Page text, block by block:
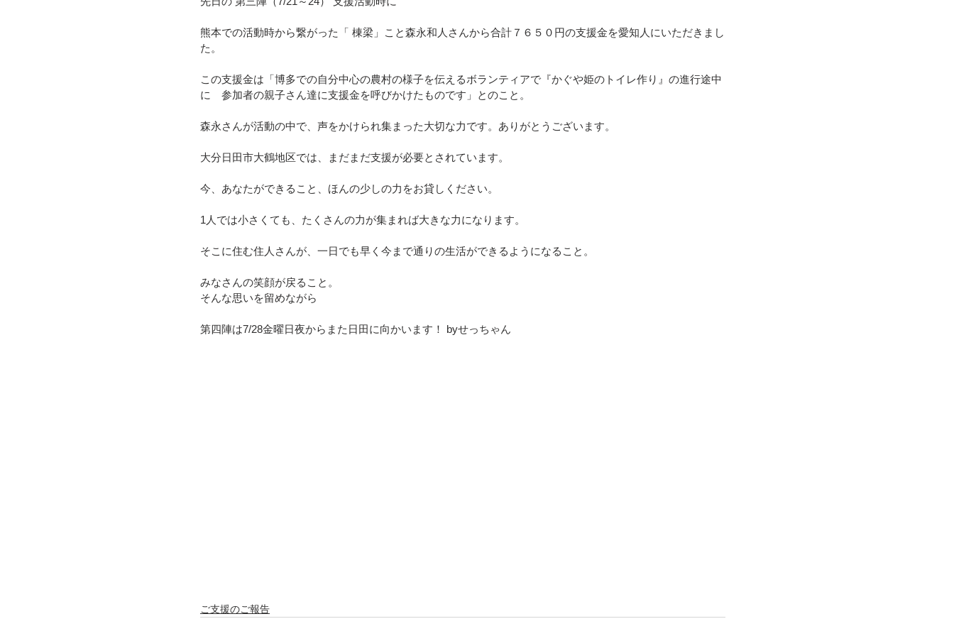
熊本での活動時から繋がった「 棟梁」こと森永和人さんから合計７６５０円の支援金を愛知人にいただきまし
た。
この支援金は「博多での自分中心の農村の様子を伝えるボランティアで『かぐや姫のトイレ作り』の進行途中
に　参加者の親子さん達に支援金を呼びかけたものです」とのこと。
森永さんが活動の中で、声をかけられ集まった大切な力です。ありがとうございます。
大分日田市大鶴地区では、まだまだ支援が必要とされています。
今、あなたができること、ほんの少しの力をお貸しください。
1人では小さくても、たくさんの力が集まれば大きな力になります。
そこに住む住人さんが、一日でも早く今まで通りの生活ができるようになること。
みなさんの笑顔が戻ること。
そんな思いを留めながら
第四陣は7/28金曜日夜からまた日田に向かいます！ byせっちゃん
ご支援のご報告